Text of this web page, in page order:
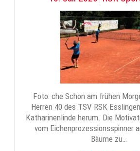
Foto: che Schon am frühen
Herren 40 des TSV RSK
Katharinenlinde herum. Die
vom Eichenprozessionsspinner
Bäume zu…